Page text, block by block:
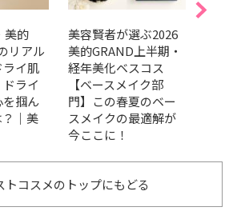
美的
リアル
イ肌
ライ
掴ん
｜美
美容賢者が選ぶ2026
美的GRAND上半期・
経年美化ベスコス
【ベースメイク部
門】この春夏のベー
スメイクの最適解が
今ここに！
トコスメのトップにもどる